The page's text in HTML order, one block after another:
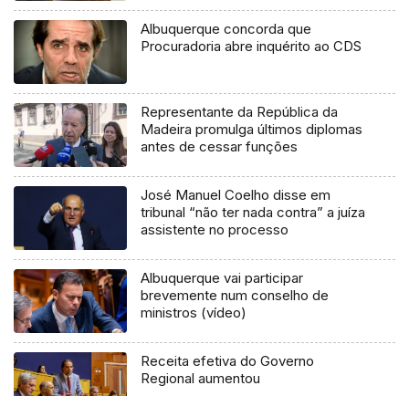
Albuquerque concorda que
Procuradoria abre inquérito ao CDS
Representante da República da
Madeira promulga últimos diplomas
antes de cessar funções
José Manuel Coelho disse em
tribunal “não ter nada contra” a juíza
assistente no processo
Albuquerque vai participar
brevemente num conselho de
ministros (vídeo)
Receita efetiva do Governo
Regional aumentou